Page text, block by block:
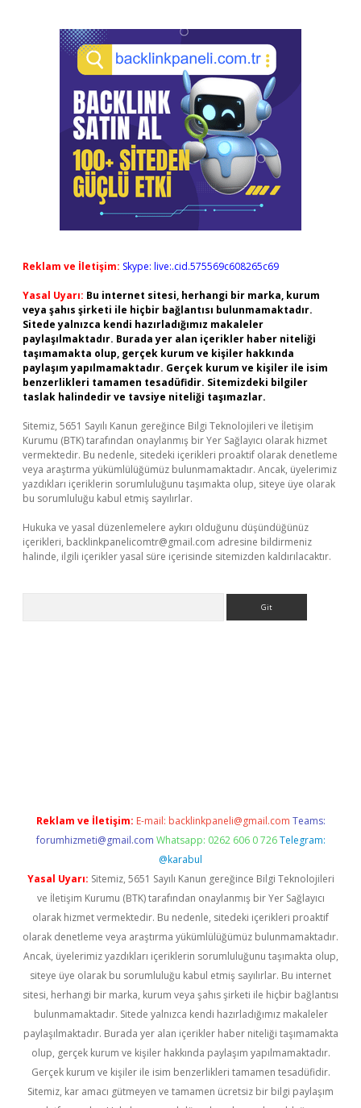
Reklam ve İletişim: Skype: live:.cid.575569c608265c69
Yasal Uyarı: Bu internet sitesi, herhangi bir marka, kurum
veya şahıs şirketi ile hiçbir bağlantısı bulunmamaktadır.
Sitede yalnızca kendi hazırladığımız makaleler
paylaşılmaktadır. Burada yer alan içerikler haber niteliği
taşımamakta olup, gerçek kurum ve kişiler hakkında
paylaşım yapılmamaktadır. Gerçek kurum ve kişiler ile isim
benzerlikleri tamamen tesadüfidir. Sitemizdeki bilgiler
taslak halindedir ve tavsiye niteliği taşımazlar.
Sitemiz, 5651 Sayılı Kanun gereğince Bilgi Teknolojileri ve İletişim
Kurumu (BTK) tarafından onaylanmış bir Yer Sağlayıcı olarak hizmet
vermektedir. Bu nedenle, sitedeki içerikleri proaktif olarak denetleme
veya araştırma yükümlülüğümüz bulunmamaktadır. Ancak, üyelerimiz
yazdıkları içeriklerin sorumluluğunu taşımakta olup, siteye üye olarak
bu sorumluluğu kabul etmiş sayılırlar.
Hukuka ve yasal düzenlemelere aykırı olduğunu düşündüğünüz
içerikleri, backlinkpanelicomtr@gmail.com adresine bildirmeniz
halinde, ilgili içerikler yasal süre içerisinde sitemizden kaldırılacaktır.
Reklam ve İletişim: E-mail: backlinkpaneli@gmail.com Teams:
forumhizmeti@gmail.com Whatsapp: 0262 606 0 726 Telegram:
@karabul
Yasal Uyarı: Sitemiz, 5651 Sayılı Kanun gereğince Bilgi Teknolojileri
ve İletişim Kurumu (BTK) tarafından onaylanmış bir Yer Sağlayıcı
olarak hizmet vermektedir. Bu nedenle, sitedeki içerikleri proaktif
olarak denetleme veya araştırma yükümlülüğümüz bulunmamaktadır.
Ancak, üyelerimiz yazdıkları içeriklerin sorumluluğunu taşımakta olup,
siteye üye olarak bu sorumluluğu kabul etmiş sayılırlar. Bu internet
sitesi, herhangi bir marka, kurum veya şahıs şirketi ile hiçbir bağlantısı
bulunmamaktadır. Sitede yalnızca kendi hazırladığımız makaleler
paylaşılmaktadır. Burada yer alan içerikler haber niteliği taşımamakta
olup, gerçek kurum ve kişiler hakkında paylaşım yapılmamaktadır.
Gerçek kurum ve kişiler ile isim benzerlikleri tamamen tesadüfidir.
Sitemiz, kar amacı gütmeyen ve tamamen ücretsiz bir bilgi paylaşım